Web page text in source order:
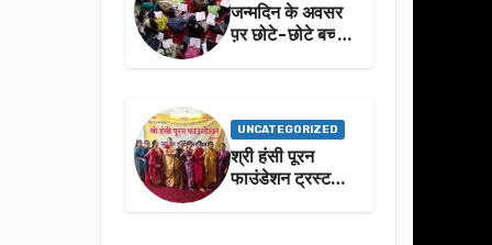
जन्मदिन के अवसर
प़र छोटे-छोटे बच्चो
UNCATEGORIZED
श्री हंसी पूरन
फाउंडेशन ट्रस्ट